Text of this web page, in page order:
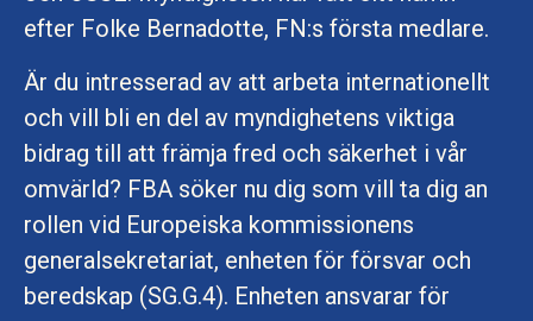
efter Folke Bernadotte, FN:s första medlare.
Är du intresserad av att arbeta internationellt
och vill bli en del av myndighetens viktiga
bidrag till att främja fred och säkerhet i vår
omvärld? FBA söker nu dig som vill ta dig an
rollen vid Europeiska kommissionens
generalsekretariat, enheten för försvar och
beredskap (SG.G.4). Enheten ansvarar för